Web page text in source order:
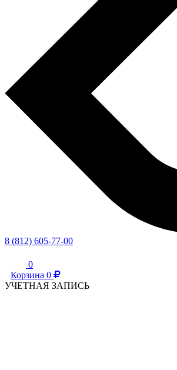
8 (812) 605-77-00
0
Корзина 0
УЧЕТНАЯ ЗАПИСЬ